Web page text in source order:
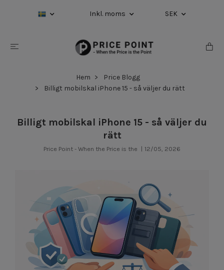
Inkl. moms SEK
Hem
Price Blogg
Billigt mobilskal iPhone 15 - så väljer du rätt
Billigt mobilskal iPhone 15 - så väljer du
rätt
Price Point - When the Price is the | 12/05, 2026